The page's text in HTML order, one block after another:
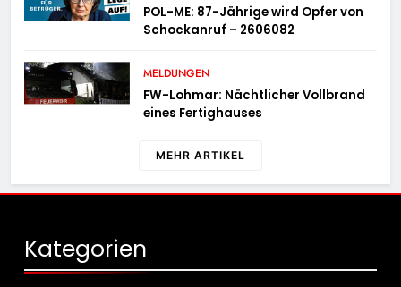
POL-ME: 87-Jährige wird Opfer von
Schockanruf – 2606082
MELDUNGEN
FW-Lohmar: Nächtlicher Vollbrand
eines Fertighauses
MEHR ARTIKEL
Kategorien